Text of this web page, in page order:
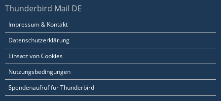
Thunderbird Mail DE
Impressum & Kontakt
Datenschutzerklärung
Einsatz von Cookies
Nutzungsbedingungen
Spendenaufruf für Thunderbird